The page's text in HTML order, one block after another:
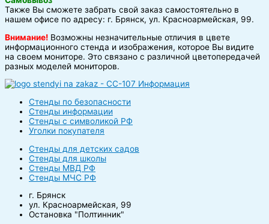
Также Вы сможете забрать свой заказ самостоятельно в
нашем офисе по адресу: г. Брянск, ул. Красноармейская, 99.
Внимание! Возможны незначительные отличия в цвете
информационного стенда и изображения, которое Вы видите
на своем мониторе. Это связано с различной цветопередачей
разных моделей мониторов.
Стенды по безопасности
Стенды информации
Стенды с символикой РФ
Уголки покупателя
Стенды для детских садов
Стенды для школы
Стенды МВД РФ
Стенды МЧС РФ
г. Брянск
ул. Красноармейская, 99
Остановка "Полтинник"